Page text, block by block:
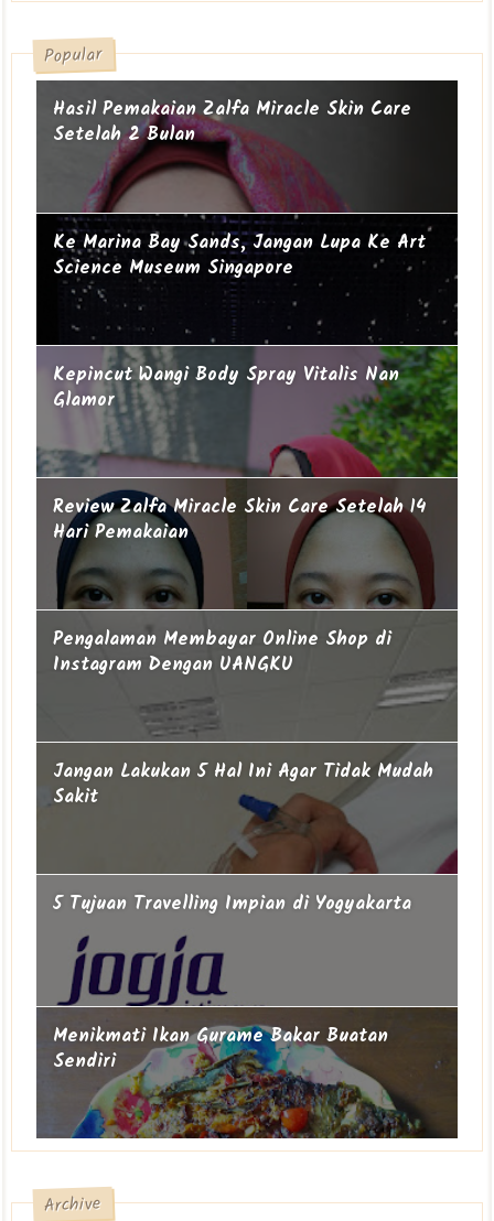
Popular
Hasil Pemakaian Zalfa Miracle Skin Care
Setelah 2 Bulan
Ke Marina Bay Sands, Jangan Lupa Ke Art
Science Museum Singapore
Kepincut Wangi Body Spray Vitalis Nan
Glamor
Review Zalfa Miracle Skin Care Setelah 14
Hari Pemakaian
Pengalaman Membayar Online Shop di
Instagram Dengan UANGKU
Jangan Lakukan 5 Hal Ini Agar Tidak Mudah
Sakit
5 Tujuan Travelling Impian di Yogyakarta
Menikmati Ikan Gurame Bakar Buatan
Sendiri
Archive